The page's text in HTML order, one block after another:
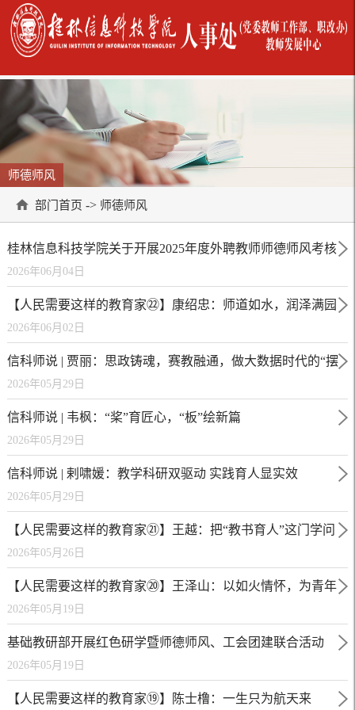
师德师风
部门首页 -> 师德师风
桂林信息科技学院关于开展2025年度外聘教师师德师风考核
工作的通知
2026年06月04日
【人民需要这样的教育家㉒】康绍忠：师道如水，润泽满园
芳菲
2026年06月02日
信科师说 | 贾丽：思政铸魂，赛教融通，做大数据时代的“摆
渡人”
2026年05月29日
信科师说 | 韦枫：“桨”育匠心，“板”绘新篇
2026年05月29日
信科师说 | 剌啸媛：教学科研双驱动 实践育人显实效
2026年05月29日
【人民需要这样的教育家㉑】王越：把“教书育人”这门学问
研究得通透
2026年05月26日
【人民需要这样的教育家⑳】王泽山：以如火情怀，为青年
“掌灯”
2026年05月19日
基础教研部开展红色研学暨师德师风、工会团建联合活动
2026年05月19日
【人民需要这样的教育家⑲】陈士橹：一生只为航天来